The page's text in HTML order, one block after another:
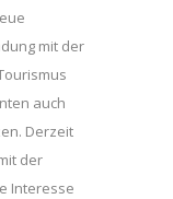
mit der
auch
Derzeit
der
Interesse